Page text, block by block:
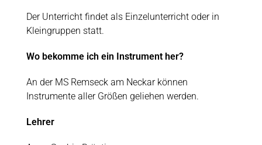
Der Unterricht findet als Einzelunterricht oder in
Kleingruppen statt.
Wo bekomme ich ein Instrument her?
An der MS Remseck am Neckar können
Instrumente aller Größen geliehen werden.
Lehrer